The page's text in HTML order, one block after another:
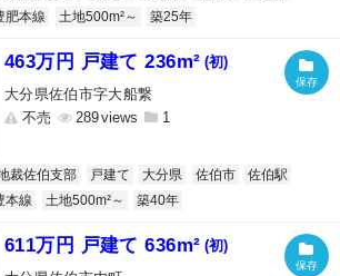
肥本線 土地500m²～ 築25年
463万円 戸建て 236m² (初)
大分県佐伯市字大船繋
不売
289 1
裁佐伯支部 戸建て 大分県 佐伯市
佐伯駅
本線 土地500m²～ 築40年
611万円 戸建て 636m² (初)